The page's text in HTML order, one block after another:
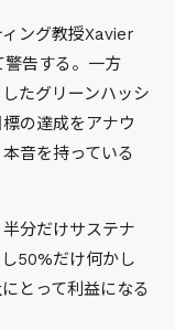
ング教授Xavier
告する。一方
たグリーンハッシ
の達成をアナウ
音を持っている
分だけサステナ
50%だけ何かし
とって利益になる